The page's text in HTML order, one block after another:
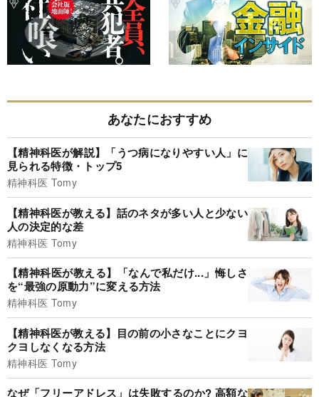
あなたにおすすめ
【精神科医が解説】「うつ病になりやすい人」に
見られる特徴・トップ5
精神科医 Tomy
【精神科医が教える】話のネタが多い人と少ない
人の決定的な差
精神科医 Tomy
【精神科医が教える】「なんで私だけ...」悔しさ
を“最強の原動力”に変える方法
精神科医 Tomy
【精神科医が教える】目の前の小さなことにクヨ
クヨしなくなる方法
精神科医 Tomy
なぜ「フリーアドレス」は失敗するのか? 高額な